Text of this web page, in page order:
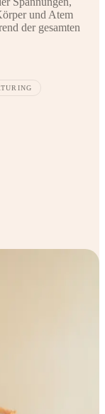
und Atem
der gesamten